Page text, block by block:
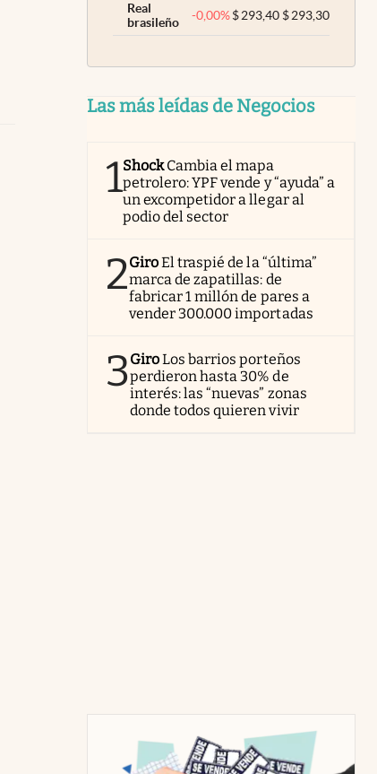
Real
brasileño
-0,00% $293,40 $293,30
Las más leídas de Negocios
1Shock Cambia el mapa
petrolero: YPF vende y “ayuda” a
un excompetidor a llegar al
podio del sector
2GiroEl traspié de la “última”
marca de zapatillas: de
fabricar 1 millón de pares a
vender 300.000 importadas
3GiroLos barrios porteños
perdieron hasta 30% de
interés: las “nuevas” zonas
donde todos quieren vivir